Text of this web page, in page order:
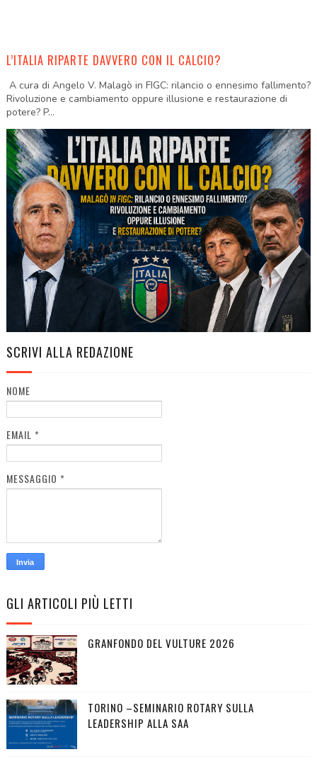
L’ITALIA RIPARTE DAVVERO CON IL CALCIO?
A cura di Angelo V. Malagò in FIGC: rilancio o ennesimo fallimento?
Rivoluzione e cambiamento oppure illusione e restaurazione di
potere? P...
SCRIVI ALLA REDAZIONE
NOME
EMAIL *
MESSAGGIO *
GLI ARTICOLI PIÙ LETTI
GRANFONDO DEL VULTURE 2026
TORINO –SEMINARIO ROTARY SULLA
LEADERSHIP ALLA SAA